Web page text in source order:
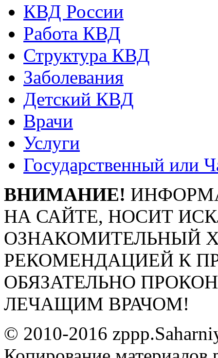
КВД России
Работа КВД
Структура КВД
Заболевания
Детский КВД
Врачи
Услуги
Государственный или
ВНИМАНИЕ!
НА САЙТЕ, НОСИТ
ОЗНАКОМИТЕЛЬНЫЙ
РЕКОМЕНДАЦИЕЙ К
ОБЯЗАТЕЛЬНО
ЛЕЧАЩИМ ВРАЧОМ!
© 2010-2016